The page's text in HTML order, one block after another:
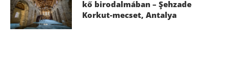
kő birodalmában – Şehzade
Korkut-mecset, Antalya